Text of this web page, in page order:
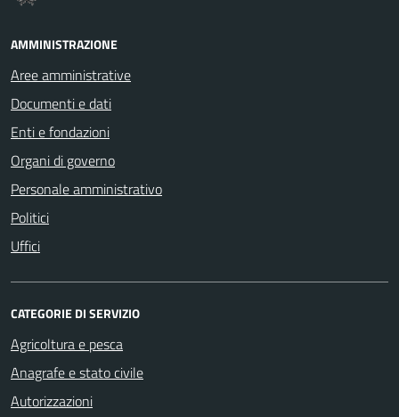
AMMINISTRAZIONE
Aree amministrative
Documenti e dati
Enti e fondazioni
Organi di governo
Personale amministrativo
Politici
Uffici
CATEGORIE DI SERVIZIO
Agricoltura e pesca
Anagrafe e stato civile
Autorizzazioni